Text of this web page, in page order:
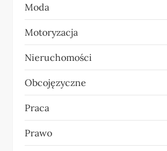
Moda
Motoryzacja
Nieruchomości
Obcojęzyczne
Praca
Prawo